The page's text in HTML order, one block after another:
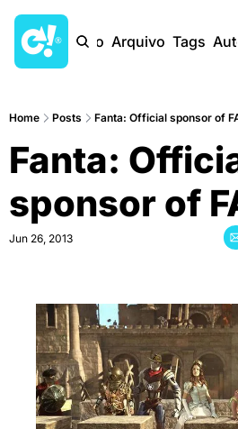
Início Arquivo Tags
Home Posts Fanta: Official sponsor of
Fanta:
sponsor of
Jun 26, 2013